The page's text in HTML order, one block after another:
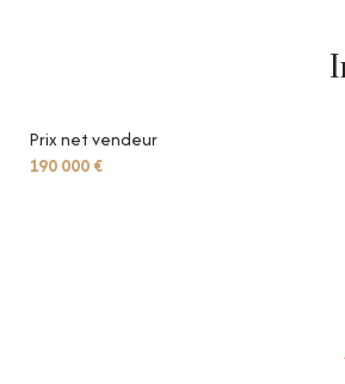
Prix net vendeur
190 000 €